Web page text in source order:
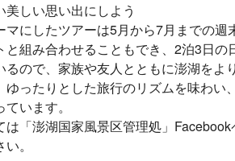
しい思い出にしよう
マにしたツアーは5月から7月までの
組み合わせることもでき、2泊3日
るので、家族や友人とともに澎湖を
ったりとした旅行のリズムを味わい
います。
「澎湖国家風景区管理処」Facebook
。